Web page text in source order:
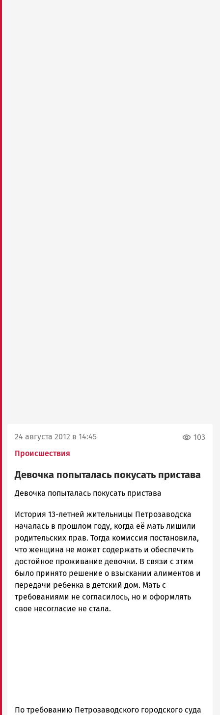
24 августа 2012 в 14:45
Происшествия
103
Девочка попыталась покусать пристава
admintimur
Петрозаводска
и
Карелии
|
Петрозаводск
ГОВОРИТ
Девочка попыталась покусать пристава
История 13-летней жительницы Петрозаводска
началась в прошлом году, когда её мать лишили
родительских прав. Тогда комиссия постановила,
что женщина не может содержать и обеспечить
достойное проживание девочки. В связи с этим
было принято решение о взыскании алиментов и
передачи ребенка в детский дом. Мать с
требованиями не согласилось, но и оформлять
свое несогласие не стала.
По требованию Петрозаводского городского суда